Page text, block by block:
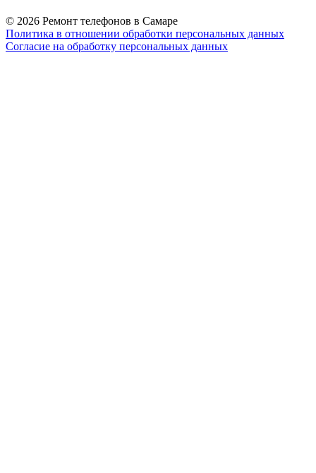
© 2026 Ремонт телефонов в Самаре
Политика в отношении обработки персональных данных
Согласие на обработку персональных данных